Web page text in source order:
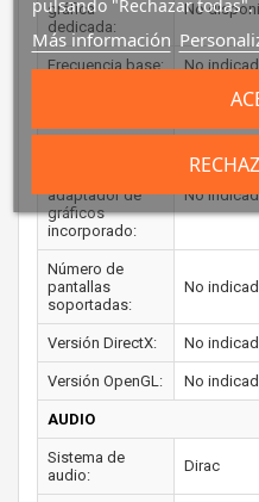
gráfica
dedicada:
No
Frecuencia base: No
No
adaptador de
gráficos
incorporado:
No
Número de
pantallas
soportadas:
No
Versión DirectX: No
Versión OpenGL: No
AUDIO
Sistema de
audio:
Dirac
pulsando "Rechazar todas".
Más información